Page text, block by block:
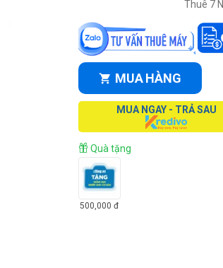
Thuê 7
MUA HÀNG
MUA NGAY - TRẢ SAU
Quà tặng
500,000 đ